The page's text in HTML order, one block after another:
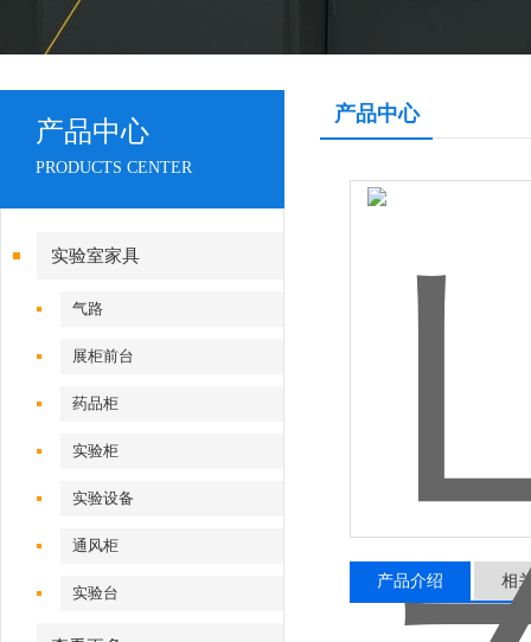
产品中心
PRODUCTS CENTER
实验室家具
气路
展柜前台
药品柜
实验柜
实验设备
通风柜
实验台
产品中心
产品介绍 相